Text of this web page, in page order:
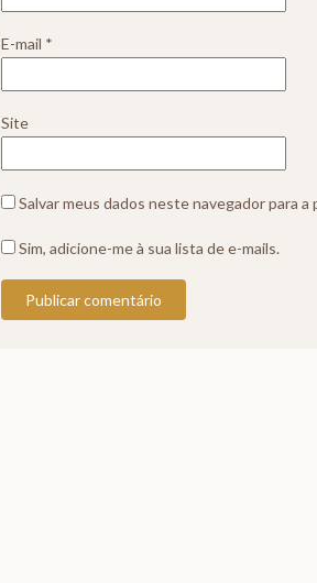
E-mail *
Site
Salvar meus dados neste navegador para
Sim, adicione-me à sua lista de e-mails.